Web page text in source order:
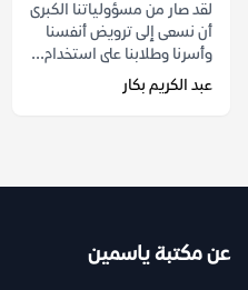
لقد صار من مسؤولياتنا الكبرى
أن نسعى إلى ترويض أنفسنا
وأسرنا وطلابنا على استخدام...
عبد الكريم بكار
عن مكتبة ياسمين